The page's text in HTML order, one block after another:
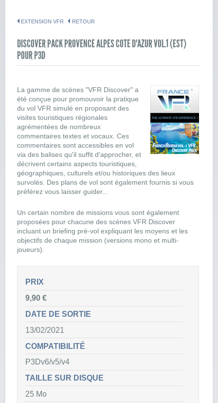
EXTENSION VFR RETOUR
DISCOVER PACK PROVENCE ALPES COTE D'AZUR VOL.1 (EST)
POUR P3D
La gamme de scènes "VFR Discover" a
été conçue pour promouvoir la pratique
du vol VFR simulé en proposant des
visites touristiques régionales
agrémentées de nombreux
commentaires textes et vocaux. Ces
commentaires sont accessibles en vol
via des balises qu'il suffit d'approcher, et
décrivent certains aspects touristiques,
géographiques, culturels et/ou historiques des lieux
survolés. Des plans de vol sont également fournis si vous
préférez vous laisser guider...
Un certain nombre de missions vous sont également
proposées pour chacune des scènes VFR Discover
incluant un briefing pré-vol expliquant les moyens et les
objectifs de chaque mission (versions mono et multi-
joueurs).
PRIX
9,90 €
DATE DE SORTIE
13/02/2021
COMPATIBILITÉ
P3Dv6/v5/v4
TAILLE SUR DISQUE
25 Mo